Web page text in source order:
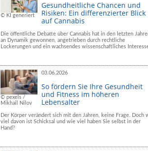
© KI generiert
Gesundheitliche Chancen und
Risiken: Ein differenzierter Blick
auf Cannabis
Die öffentliche Debatte über Cannabis hat in den letzten
an Dynamik gewonnen, angetrieben durch rechtliche
Lockerungen und ein wachsendes wissenschaftliches
© pexels /
Mikhail Nilov
03.06.2026
So fördern Sie Ihre Gesundheit
und Fitness im höheren
Lebensalter
Der Körper verändert sich mit den Jahren, keine Frage. Doch
viel davon ist Schicksal und wie viel haben Sie selbst in der
Hand?